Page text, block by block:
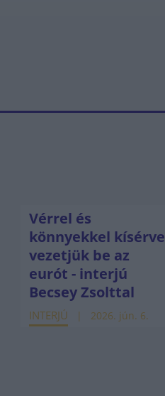
Vérrel és
könnyekkel kísérve
vezetjük be az
eurót - interjú
Becsey Zsolttal
INTERJÚ 2026. jún. 6.